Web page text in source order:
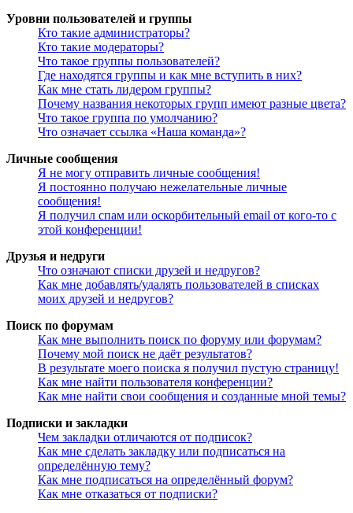
Уровни пользователей и группы
Кто такие администраторы?
Кто такие модераторы?
Что такое группы пользователей?
Где находятся группы и как мне вступить в них?
Как мне стать лидером группы?
Почему названия некоторых групп имеют разные цвета?
Что такое группа по умолчанию?
Что означает ссылка «Наша команда»?
Личные сообщения
Я не могу отправить личные сообщения!
Я постоянно получаю нежелательные личные
сообщения!
Я получил спам или оскорбительный email от кого-то с
этой конференции!
Друзья и недруги
Что означают списки друзей и недругов?
Как мне добавлять/удалять пользователей в списках
моих друзей и недругов?
Поиск по форумам
Как мне выполнить поиск по форуму или форумам?
Почему мой поиск не даёт результатов?
В результате моего поиска я получил пустую страницу!
Как мне найти пользователя конференции?
Как мне найти свои сообщения и созданные мной темы?
Подписки и закладки
Чем закладки отличаются от подписок?
Как мне сделать закладку или подписаться на
определённую тему?
Как мне подписаться на определённый форум?
Как мне отказаться от подписки?